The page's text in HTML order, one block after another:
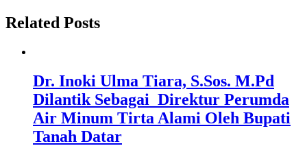
Related Posts
Dr. Inoki Ulma Tiara, S.Sos. M.Pd
Dilantik Sebagai Direktur Perumda
Air Minum Tirta Alami Oleh Bupati
Tanah Datar